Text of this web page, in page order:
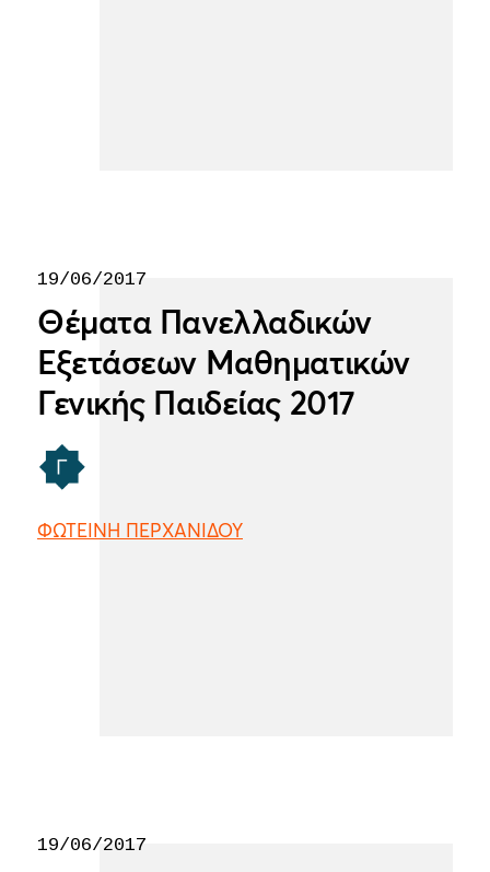
19/06/2017
Θέματα Πανελλαδικών
Εξετάσεων Μαθηματικών
Γενικής Παιδείας 2017
ΦΩΤΕΙΝΗ ΠΕΡΧΑΝΙΔΟΥ
19/06/2017